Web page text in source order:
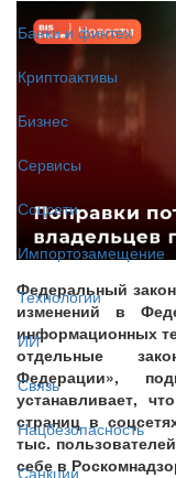
Банки и финтех
Криптоактивы
Бизнес
Сервисы
Соцсети
Импортозамещение
Технологии
ИИ
Связь
Нацбезопасность
Санкции
Федеральный
изменений в
информационных
отдельные
Федерации»,
устанавливает,
страниц в
тыс.
себе в